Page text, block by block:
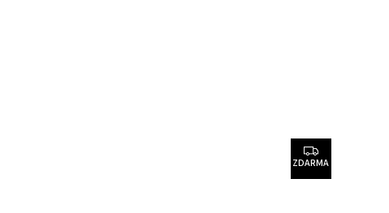
ZDARMA